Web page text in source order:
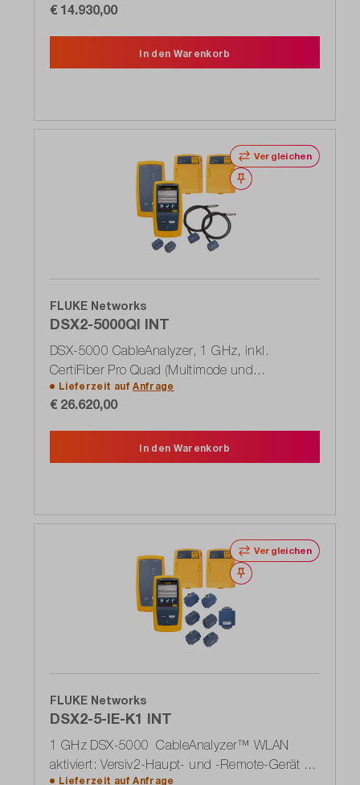
€ 14.930,00
In den Warenkorb
Vergleichen
Merken
FLUKE Networks
DSX2-5000QI INT
DSX-5000 CableAnalyzer, 1 GHz, inkl.
CertiFiber Pro Quad (Multimode und
Singlemode) OLTS-Module
Lieferzeit aufAnfrage
€ 26.620,00
In den Warenkorb
Vergleichen
Merken
FLUKE Networks
DSX2-5-IE-K1 INT
1 GHz DSX-5000 CableAnalyzer™ WLAN
aktiviert: Versiv2-Haupt- und -Remote-Gerät +
Lieferzeit aufAnfrage